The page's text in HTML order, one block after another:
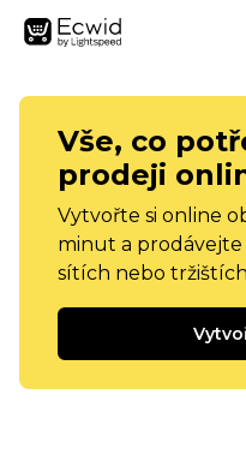
Vše, co
prodeji
Vytvořte si online
minut a prodávejte
sítích nebo